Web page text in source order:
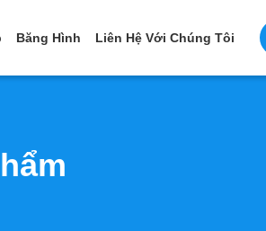
Băng Hình Liên Hệ Với Chúng Tôi